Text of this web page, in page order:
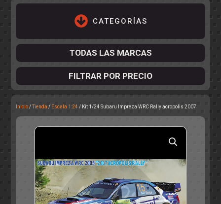
CATEGORÍAS
OTROS
RALLY
TODAS LAS MARCAS
FILTRAR POR PRECIO
Inicio/Tienda / Escala 1:24 / Kit 1/24 Subaru Impreza WRC Rally acropolis 2007